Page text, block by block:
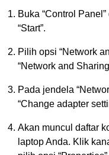
Buka “Control
“Start”.
Pilih opsi “Network
“Network and
Pada jendela
“Change adapter
Akan muncul daftar
laptop Anda. Klik